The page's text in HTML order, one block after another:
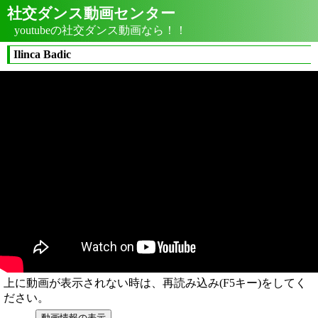
社交ダンス動画センター
youtubeの社交ダンス動画なら！！
Ilinca Badic
上に動画が表示されない時は、再読み込み(F5キー)をしてく
ださい。